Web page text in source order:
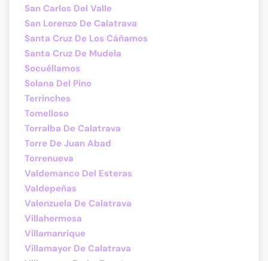
San Carlos Del Valle
San Lorenzo De Calatrava
Santa Cruz De Los Cáñamos
Santa Cruz De Mudela
Socuéllamos
Solana Del Pino
Terrinches
Tomelloso
Torralba De Calatrava
Torre De Juan Abad
Torrenueva
Valdemanco Del Esteras
Valdepeñas
Valenzuela De Calatrava
Villahermosa
Villamanrique
Villamayor De Calatrava